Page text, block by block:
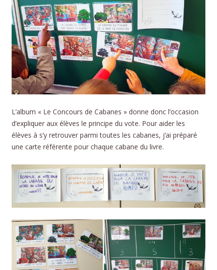
L’album « Le Concours de Cabanes » donne donc l’occasion
d’expliquer aux élèves le principe du vote. Pour aider les
élèves à s’y retrouver parmi toutes les cabanes, j’ai préparé
une carte référente pour chaque cabane du livre.